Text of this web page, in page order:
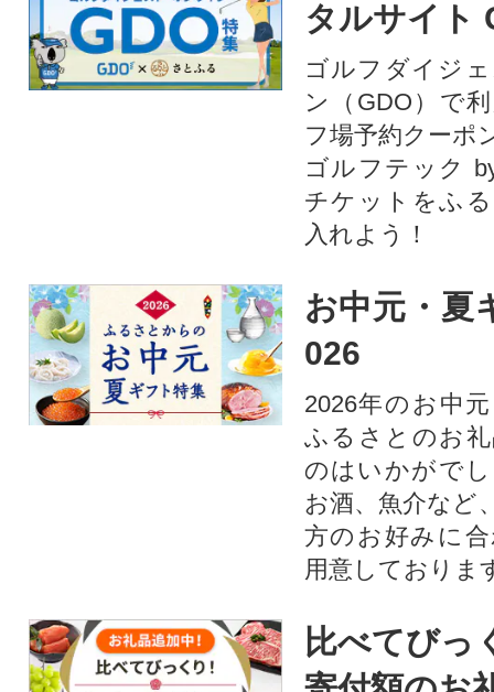
タルサイト
ゴルフダイジ
ン（GDO）で
フ場予約クーポ
ゴルフテック
チケットをふ
入れよう！
お中元・夏
026
2026年のお中
ふるさとのお
のはいかがで
お酒、魚介など
方のお好みに
用意しておりま
比べてびっ